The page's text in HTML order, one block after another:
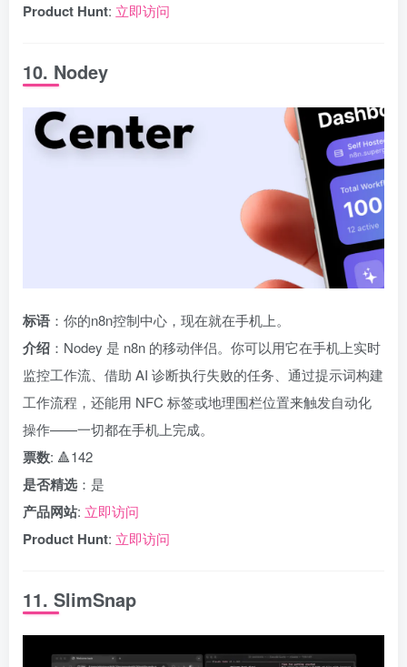
Product Hunt: 立即访问
10. Nodey
标语 ：你的n8n控制中心，现在就在手机上。
介绍 ：Nodey 是 n8n 的移动伴侣。你可以用它在手机上实时
监控工作流、借助 AI 诊断执行失败的任务、通过提示词构建
工作流程，还能用 NFC 标签或地理围栏位置来触发自动化
操作——一切都在手机上完成。
票数: 🔺142
是否精选 ：是
产品网站: 立即访问
Product Hunt: 立即访问
11. SlimSnap